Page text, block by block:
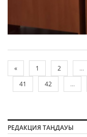
« 1 2 ...
41
42 ...
РЕДАКЦИЯ ТАҢДАУЫ